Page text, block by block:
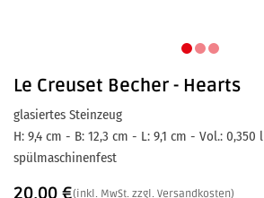
Le Creuset Becher - Hearts
glasiertes Steinzeug
H: 9,4 cm - B: 12,3 cm - L: 9,1 cm - Vol.: 0,350 l
spülmaschinenfest
20,00 €(inkl. MwSt. zzgl. Versandkosten)